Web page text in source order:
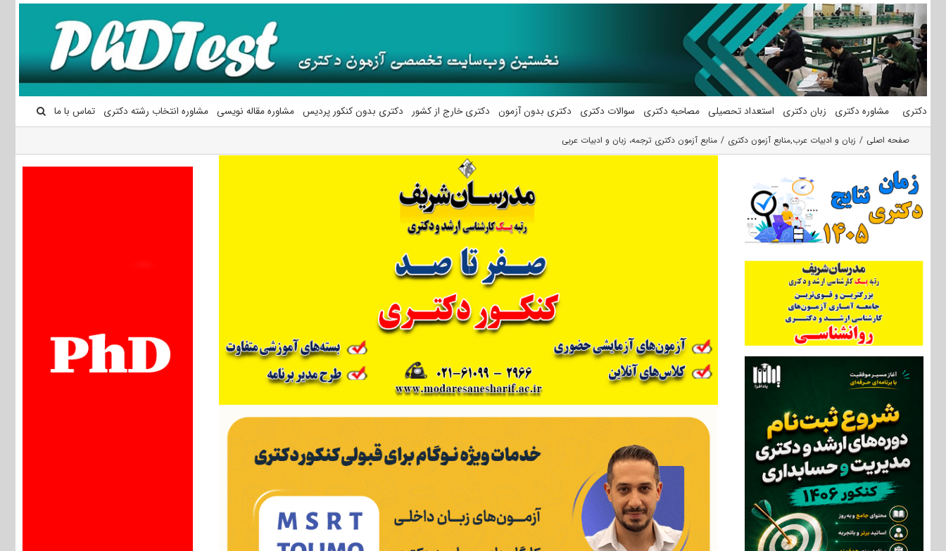
محتوا
دکتری مشاوره دکتری زبان دکتری استعداد تحصیلی مصاحبه دکتری سوالات دکتری دکتری بدون آزمون دکتری خارج از کشور دکتری بدون کنکور پردیس مشاوره مقاله نویسی مشاوره انتخاب رشته دکتری تماس با ما
صفحه اصلی زبان و ادبیات عرب,منابع آزمون دکتری منابع آزمون دکتری ترجمه، زبان و ادبیات عربی